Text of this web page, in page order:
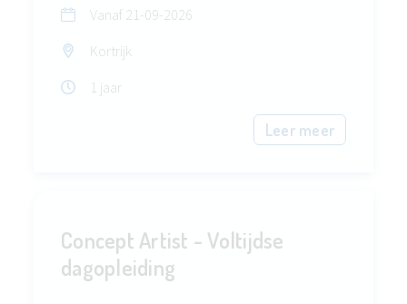
Vanaf 21-09-2026
Kortrijk
1 jaar
Leer meer
Concept Artist - Voltijdse
dagopleiding